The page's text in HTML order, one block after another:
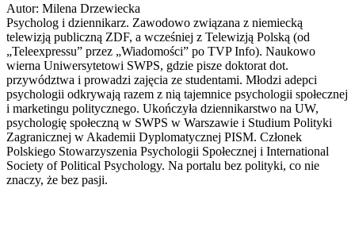
Autor: Milena Drzewiecka
Psycholog i dziennikarz. Zawodowo związana z niemiecką
telewizją publiczną ZDF, a wcześniej z Telewizją Polską (od
„Teleexpressu” przez „Wiadomości” po TVP Info). Naukowo
wierna Uniwersytetowi SWPS, gdzie pisze doktorat dot.
przywództwa i prowadzi zajęcia ze studentami. Młodzi adepci
psychologii odkrywają razem z nią tajemnice psychologii społecznej
i marketingu politycznego. Ukończyła dziennikarstwo na UW,
psychologię społeczną w SWPS w Warszawie i Studium Polityki
Zagranicznej w Akademii Dyplomatycznej PISM. Członek
Polskiego Stowarzyszenia Psychologii Społecznej i International
Society of Political Psychology. Na portalu bez polityki, co nie
znaczy, że bez pasji.